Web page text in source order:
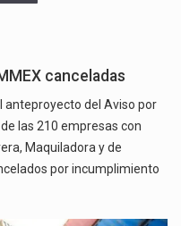
canceladas
anteproyecto del Aviso por
las 210 empresas con
Maquiladora y de
por incumplimiento